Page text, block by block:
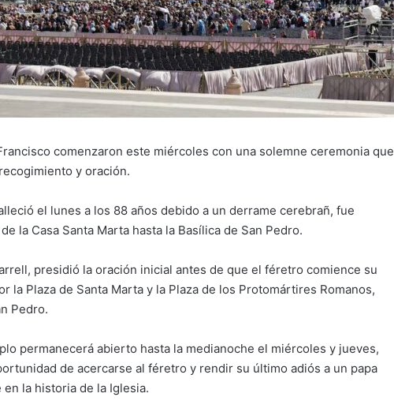
comenzaron este miércoles con una solemne ceremonia que
y oración.
el lunes a los 88 años debido a un derrame cerebrañ, fue
la Casa Santa Marta hasta la Basílica de San Pedro.
presidió la oración inicial antes de que el féretro comience su
la Plaza de Santa Marta y la Plaza de los Protomártires Romanos,
Pedro.
permanecerá abierto hasta la medianoche el miércoles y jueves,
de acercarse al féretro y rendir su último adiós a un papa
la historia de la Iglesia.